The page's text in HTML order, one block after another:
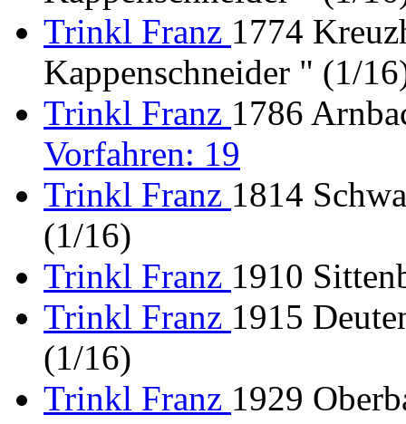
Trinkl Franz 1774
Kappenschneider " (1/
Trinkl Franz 1786
Vorfahren: 19
Trinkl Franz 1814
(1/16)
Trinkl Franz 1910
Trinkl Franz 1915
(1/16)
Trinkl Franz 1929